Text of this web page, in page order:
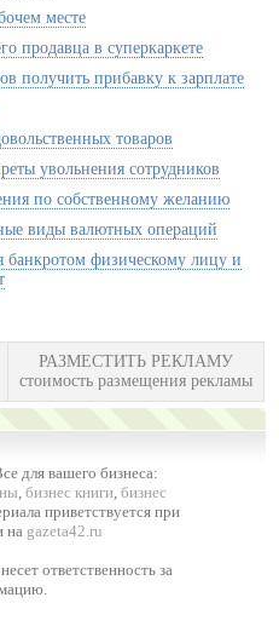
месте
продавца в суперкаркете
получить прибавку к зарплате
товаров
увольнения сотрудников
по собственному желанию
виды валютных операций
банкротом физическому лицу и
РАЗМЕСТИТЬ РЕКЛАМУ
стоимость размещения рекламы
для вашего бизнеса:
,бизнес книги,бизнес
приветствуется при
на gazeta42.ru
ответственность за